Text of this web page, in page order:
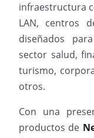
infraestructura
LAN, centros
diseñados
sector salud,
turismo,
otros.
Con una
productos de